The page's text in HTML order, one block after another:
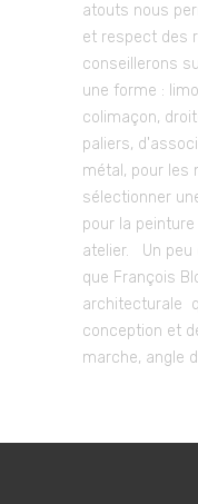
atouts nous
et respect des
conseillerons
une forme :
colimaçon,
paliers,
métal, pour les
sélectionner
pour la
atelier. Un peu
que François
architecturale
conception et
marche, angle